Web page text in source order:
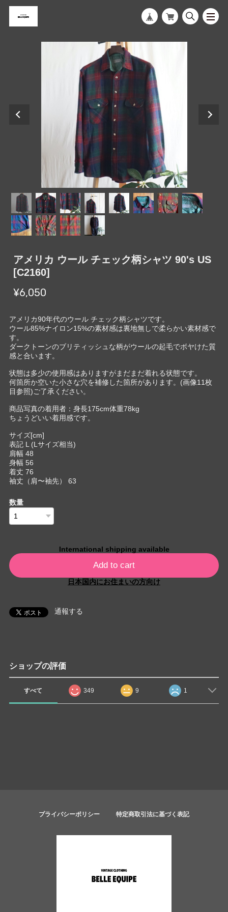
アメリカ ウール チェック柄シャツ 90's US
[C2160]
¥6,050
アメリカ90年代のウール チェック柄シャツです。
ウール85%ナイロン15%の素材感は裏地無しで柔らかい素材感で
す。
ダークトーンのブリティッシュな柄がウールの起毛でボヤけた質
感と合います。
状態は多少の使用感はありますがまだまだ着れる状態です。
何箇所か空いた小さな穴を補修した箇所があります。(画像11枚
目参照)ご了承ください。
商品写真の着用者：身長175cm体重78kg
ちょうどいい着用感です。
サイズ[cm]
表記 L (Lサイズ相当)
肩幅 48
身幅 56
着丈 76
袖丈（肩〜袖先） 63
数量
International shipping available
Add to cart
日本国内にお住まいの方向け
通報する
ショップの評価
すべて 349 9 1
プライバシーポリシー 特定商取引法に基づく表記